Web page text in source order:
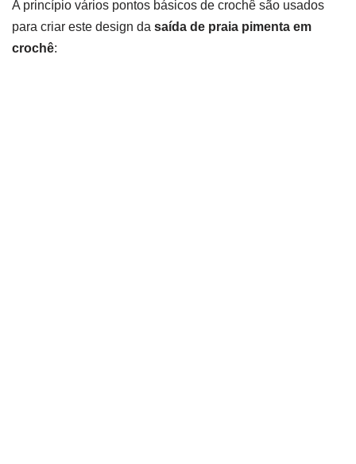
A princípio vários pontos básicos de crochê são usados
para criar este design da saída de praia pimenta em
crochê: